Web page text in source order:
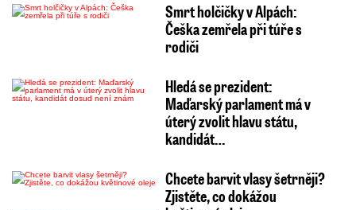
Smrt holčičky v Alpách:
Češka zemřela při túře s
rodiči
Hledá se prezident:
Maďarský parlament má v
úterý zvolit hlavu státu,
kandidát…
Chcete barvit vlasy šetrněji?
Zjistěte, co dokážou